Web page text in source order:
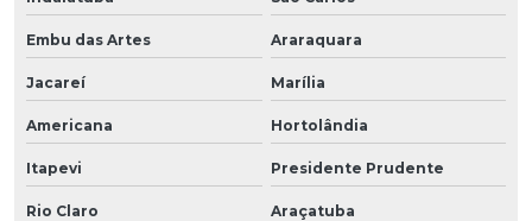
Embu das Artes Araraquara
Jacareí Marília
Americana Hortolândia
Itapevi Presidente Prudente
Rio Claro Araçatuba